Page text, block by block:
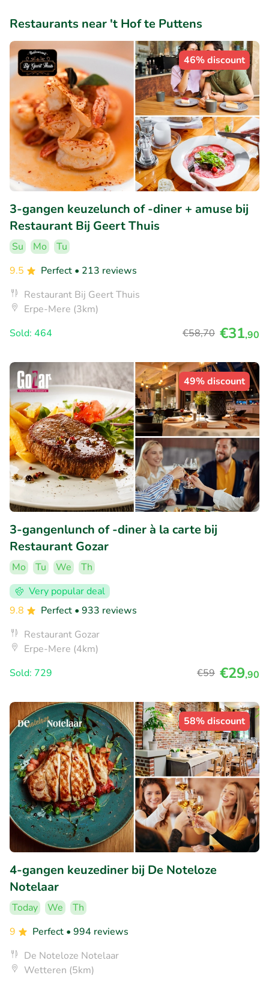
Restaurants near 't Hof te Puttens
46% discount
3-gangen keuzelunch of -diner + amuse bij
Restaurant Bij Geert Thuis
Su Mo
Tu
9.5
Perfect • 213 reviews
Restaurant Bij Geert Thuis
Erpe-Mere (3km)
Sold: 464
€58,70 €31,90
49% discount
3-gangenlunch of -diner à la carte bij
Restaurant Gozar
Mo Tu We
Th
Very popular deal
9.8
Perfect • 933 reviews
Restaurant Gozar
Erpe-Mere (4km)
Sold: 729
€59 €29,90
58% discount
4-gangen keuzediner bij De Noteloze
Notelaar
Today We
Th
9
Perfect • 994 reviews
De Noteloze Notelaar
Wetteren (5km)